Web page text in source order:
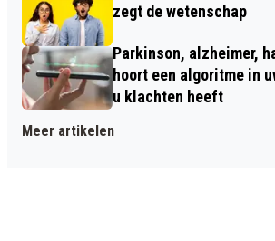
zegt de wetenschap
Parkinson, alzheimer,
hoort een algoritme in
u klachten heeft
Meer artikelen